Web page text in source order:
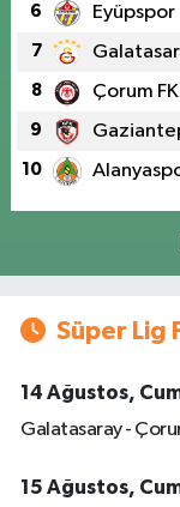
6 Eyüpspor
7
8 Çorum FK
9
10
Süper Lig
14 Ağustos,
Galatasaray -
15 Ağustos,